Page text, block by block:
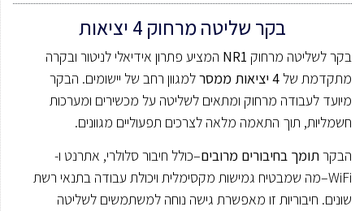
בקר שליטה מרחוק 4 יציאות
בקר לשליטה מרחוק NR1 המציע פתרון אידיאלי לניטור ובקרה
מתקדמת של 4 יציאות ממסר
למגוון רחב של יישומים. הבקר
מיועד לעבודה מרחוק ומתאים לשליטה על מכשירים ומערכות
חשמליות, תוך התאמה מלאה לצרכים תפעוליים מגוונים.
הבקרתומך בחיבורים מרובים–כולל חיבור סלולרי, אתרנט ו-
WiFi–מה שמבטיח גמישות מקסימלית ויכולת עבודה בתנאי רשת
שונים. חיבוריות זו מאפשרת גישה נוחה למשתמשים לשליטה